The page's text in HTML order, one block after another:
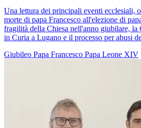
Una lettura dei principali eventi ecclesiali,
morte di papa Francesco all'elezione di
fragilità della Chiesa nell'anno giubilare, la
in Curia a Lugano e il processo per abusi
Giubileo Papa Francesco Papa Leone XIV